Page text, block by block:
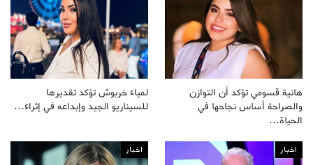
هانية قسومي تؤكد أن التوازن
والصراحة أساس نجاحها في
الحياة…
لمياء خربوش تؤكد تقديرها
للسيناريو الجيد وإبداعه في إثراء…
اخبار اخبار